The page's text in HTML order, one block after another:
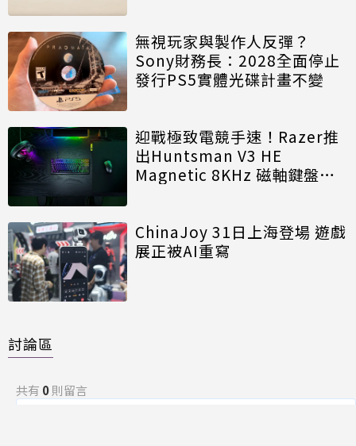
無視玩家與製作人反彈？
Sony財務長：2028全面停止
發行PS5實體光碟計畫不變
迎戰極致電競手速！Razer推
出Huntsman V3 HE
Magnetic 8KHz 磁軸鍵盤效
ChinaJoy 31日上海登場 遊戲
展正被AI重寫
討論區
共有 0則留言